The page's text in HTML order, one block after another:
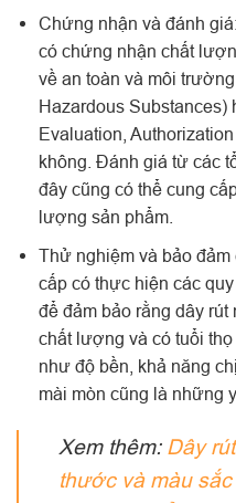
Chứng nhận và đánh
có chứng nhận chất
về an toàn và môi
Hazardous Substances)
Evaluation,
không. Đánh giá từ các
đây cũng có thể cung
lượng sản phẩm.
Thử nghiệm và bảo
cấp có thực hiện các
để đảm bảo rằng dây
chất lượng và có tuổi
như độ bền, khả năng
mài mòn cũng là những
Xem thêm: Dây
thước và màu